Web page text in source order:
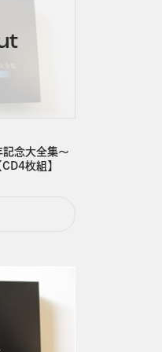
記念大全集～
CD4枚組】